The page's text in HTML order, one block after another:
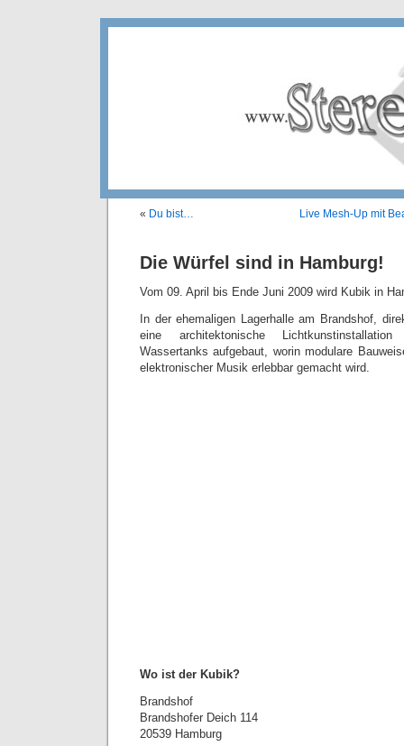
« Du bist… Live Mesh-Up mit
Die Würfel sind in Hamburg!
Vom 09. April bis Ende Juni 2009 wird Kubik in
In der ehemaligen Lagerhalle am Brandshof,
eine architektonische
Wassertanks aufgebaut, worin modulare
elektronischer Musik erlebbar gemacht wird.
Wo ist der Kubik?
Brandshof
Brandshofer Deich 114
20539 Hamburg